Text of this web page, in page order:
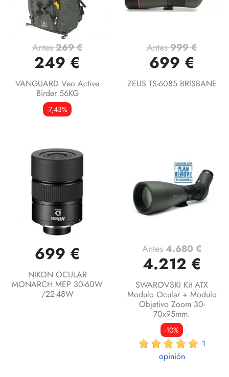
Antes269 €
249 €
VANGUARD Veo Active
Birder 56KG
-7,43%
Antes999 €
699 €
ZEUS TS-6085 BRISBANE
699 €
NIKON OCULAR
MONARCH MEP 30-60W
/22-48W
Antes4.680 €
4.212 €
SWAROVSKI Kit ATX
Modulo Ocular + Modulo
Objetivo Zoom 30-
70x95mm.
-10%
1
opinión